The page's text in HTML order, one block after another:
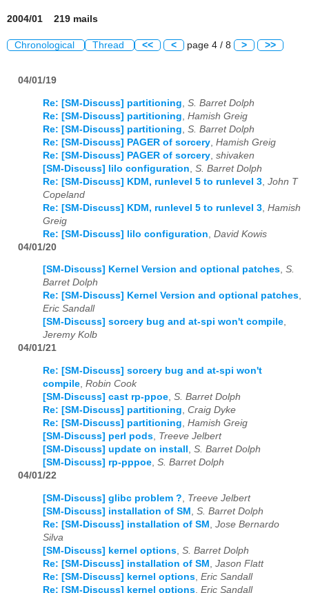
2004/01 219 mails
Chronological Thread << < page 4 / 8 > >>
04/01/19
Re: [SM-Discuss] partitioning S. Barret Dolph
Re: [SM-Discuss] partitioning Hamish Greig
Re: [SM-Discuss] partitioning S. Barret Dolph
Re: [SM-Discuss] PAGER of sorcery Hamish Greig
Re: [SM-Discuss] PAGER of sorcery shivaken
[SM-Discuss] lilo configuration S. Barret Dolph
Re: [SM-Discuss] KDM, runlevel 5 to runlevel 3 John T
Copeland
Re: [SM-Discuss] KDM, runlevel 5 to runlevel 3 Hamish
Greig
Re: [SM-Discuss] lilo configuration David Kowis
04/01/20
[SM-Discuss] Kernel Version and optional patches, S.
Barret Dolph
Re: [SM-Discuss] Kernel Version and optional patches,
Eric Sandall
[SM-Discuss] sorcery bug and at-spi won't compile,
Jeremy Kolb
04/01/21
Re: [SM-Discuss] sorcery bug and at-spi won't
compile Robin Cook
[SM-Discuss] cast rp-ppoe S. Barret Dolph
Re: [SM-Discuss] partitioning Craig Dyke
Re: [SM-Discuss] partitioning Hamish Greig
[SM-Discuss] perl pods Treeve Jelbert
[SM-Discuss] update on install
S. Barret Dolph
[SM-Discuss] rp-pppoe S. Barret Dolph
04/01/22
[SM-Discuss] glibc problem ?
Treeve Jelbert
[SM-Discuss] installation of SM S. Barret Dolph
Re: [SM-Discuss] installation of SM Jose Bernardo
Silva
[SM-Discuss] kernel options S. Barret Dolph
Re: [SM-Discuss] installation of SM Jason Flatt
Re: [SM-Discuss] kernel options Eric Sandall
Re: [SM-Discuss] kernel options Eric Sandall